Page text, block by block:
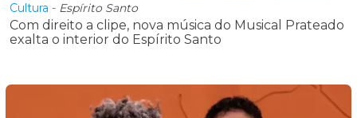
Cultura - Espírito Santo
Com direito a clipe, nova música do Musical Prateado
exalta o interior do Espírito Santo